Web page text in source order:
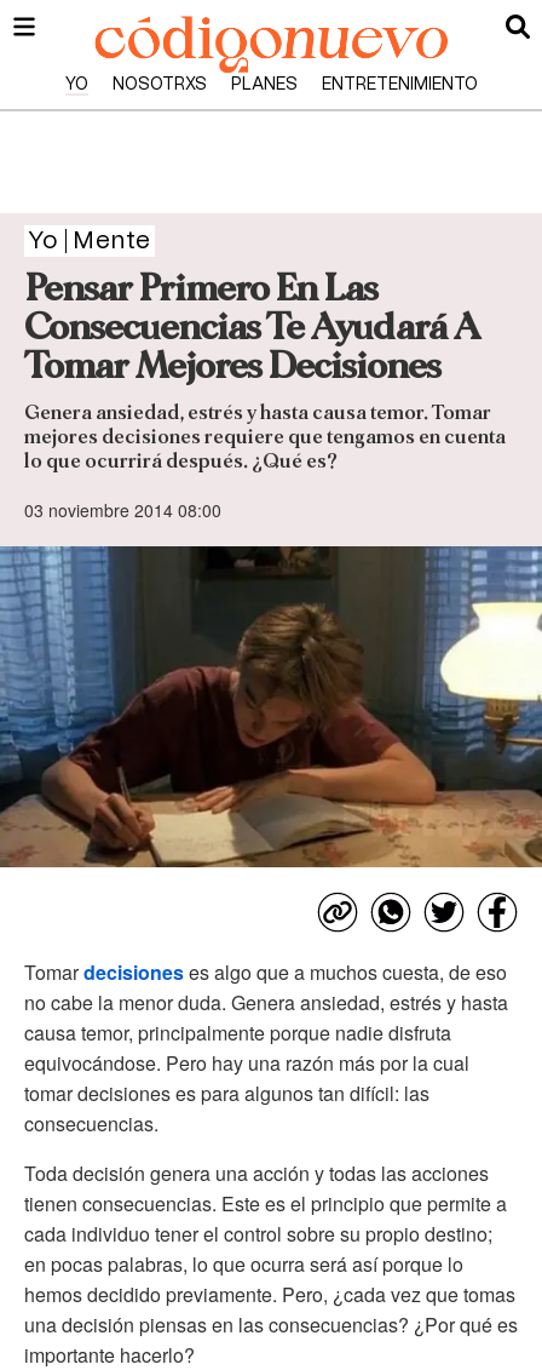
YO NOSOTRXS PLANES ENTRETENIMIENTO
Yo Mente
Pensar Primero En Las
Consecuencias Te Ayudará A
Tomar Mejores Decisiones
Genera ansiedad, estrés y hasta causa temor. Tomar
mejores decisiones requiere que tengamos en cuenta
lo que ocurrirá después. ¿Qué es?
03 noviembre 2014 08:00
Tomardecisioneses algo que a muchos cuesta, de eso
no cabe la menor duda. Genera ansiedad, estrés y hasta
causa temor, principalmente porque nadie disfruta
equivocándose. Pero hay una razón más por la cual
tomar decisiones es para algunos tan difícil: las
consecuencias.
Toda decisión genera una acción y todas las acciones
tienen consecuencias. Este es el principio que permite a
cada individuo tener el control sobre su propio destino;
en pocas palabras, lo que ocurra será así porque lo
hemos decidido previamente. Pero, ¿cada vez que tomas
una decisión piensas en las consecuencias? ¿Por qué es
importante hacerlo?